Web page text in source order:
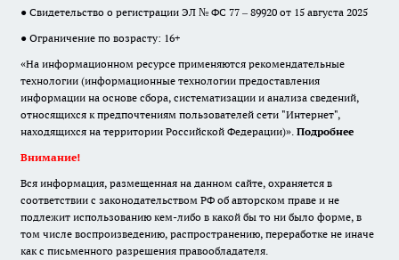
● Свидетельство о регистрации ЭЛ № ФС 77 – 89920 от 15 августа 2025
● Ограничение по возрасту: 16+
«На информационном ресурсе применяются рекомендательные
технологии (информационные технологии предоставления
информации на основе сбора, систематизации и анализа сведений,
относящихся к предпочтениям пользователей сети "Интернет",
находящихся на территории Российской Федерации)». Подробнее
Внимание!
Вся информация, размещенная на данном сайте, охраняется в
соответствии с законодательством РФ об авторском праве и не
подлежит использованию кем-либо в какой бы то ни было форме, в
том числе воспроизведению, распространению, переработке не иначе
как с письменного разрешения правообладателя.